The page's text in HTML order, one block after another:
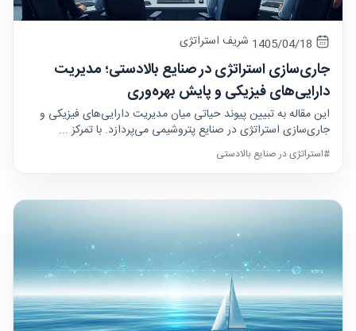
شریف استراتژی
جاری‌سازی استراتژی در صنایع بالادستی؛ مدیریت
دارایی‌های فیزیکی و پایش بهره‌وری
این مقاله به تبیین پیوند حیاتی میان مدیریت دارایی‌های فیزیکی و
جاری‌سازی استراتژی در صنایع پتروشیمی می‌پردازد. با تمرکز ...
#استراتژی در صنایع بالادستی